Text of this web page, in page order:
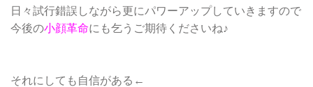
日々試行錯誤しながら更にパワーアップしていきますので
今後の小顔革命にも乞うご期待くださいね♪
それにしても自信がある←